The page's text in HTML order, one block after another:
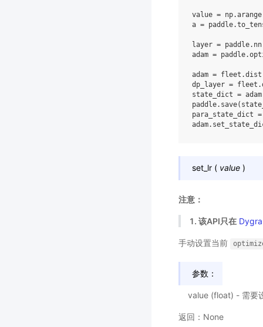
value = np.arange
a = paddle.
layer = paddle. nn
adam = paddle.
adam = fleet .
dp_layer = fleet .
state_dict = adam
paddle. save(
para_state_dict =
adam.
set_lr ( value )
注意：
1. 该API只在
手动设置当前
参数：
value (float) - 需要
返回：None